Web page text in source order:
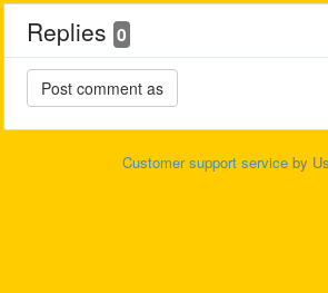
Replies 0
Customer support service by